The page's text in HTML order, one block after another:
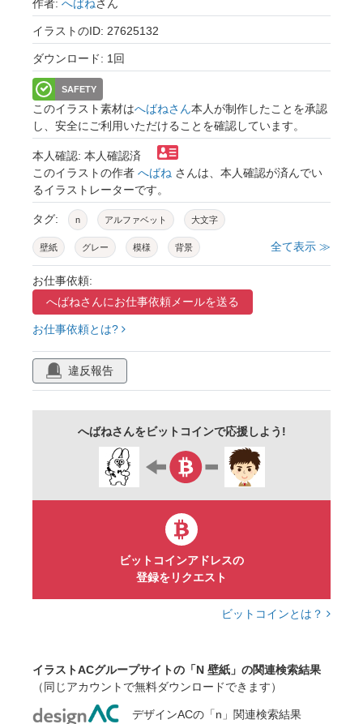
作者: へばねさん
イラストのID: 27625132
ダウンロード: 1回
SAFETY
このイラスト素材はへばねさん本人が制作したことを承認
し、安全にご利用いただけることを確認しています。
本人確認: 本人確認済
このイラストの作者 へばね さんは、本人確認が済んでい
るイラストレーターです。
タグ: n アルファベット 大文字
壁紙 グレー 模様 背景 全て表示 ≫
お仕事依頼:
へばねさんにお仕事依頼メールを送る
お仕事依頼とは?
違反報告
へばねさんをビットコインで応援しよう!
ビットコインアドレスの
登録をリクエスト
ビットコインとは？
イラストACグループサイトの「N 壁紙」の関連検索結果
（同じアカウントで無料ダウンロードできます）
デザインACの「n」関連検索結果